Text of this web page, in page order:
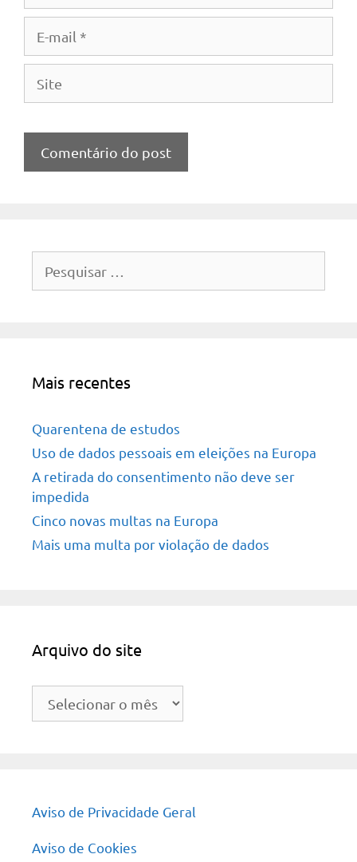
por:
Mais recentes
Quarentena de estudos
Uso de dados pessoais em eleições na Europa
A retirada do consentimento não deve ser
impedida
Cinco novas multas na Europa
Mais uma multa por violação de dados
Arquivo do site
Arquivo
Aviso de Privacidade Geral
Aviso de Cookies